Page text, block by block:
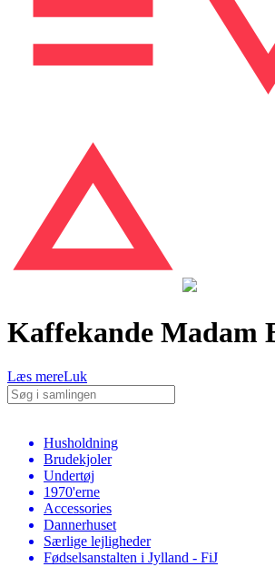
Kaffekande Madam
Læs mereLuk
Husholdning
Brudekjoler
Undertøj
1970'erne
Accessories
Dannerhuset
Særlige lejligheder
Fødselsanstalten i Jylland - FiJ